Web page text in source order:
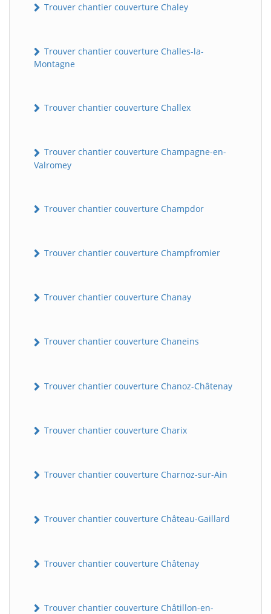
Trouver chantier couverture Chaley
Trouver chantier couverture Challes-la-
Montagne
Trouver chantier couverture Challex
Trouver chantier couverture Champagne-en-
Valromey
Trouver chantier couverture Champdor
Trouver chantier couverture Champfromier
Trouver chantier couverture Chanay
Trouver chantier couverture Chaneins
Trouver chantier couverture Chanoz-Châtenay
Trouver chantier couverture Charix
Trouver chantier couverture Charnoz-sur-Ain
Trouver chantier couverture Château-Gaillard
Trouver chantier couverture Châtenay
Trouver chantier couverture Châtillon-en-